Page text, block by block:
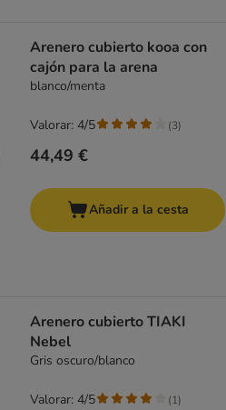
Arenero cubierto kooa con
cajón para la arena
blanco/menta
44,49 €
Valorar: 4/5 (3)
Añadir a la cesta
Arenero cubierto TIAKI
Nebel
Gris oscuro/blanco
Valorar: 4/5 (1)